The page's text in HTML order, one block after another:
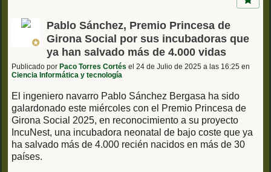
Pablo Sánchez, Premio Princesa de
Girona Social por sus incubadoras que
ya han salvado más de 4.000 vidas
Publicado por Paco Torres Cortés el 24 de Julio de 2025 a las 16:25 en
Ciencia Informática y tecnología
El ingeniero navarro Pablo Sánchez Bergasa ha sido
galardonado este miércoles con el Premio Princesa de
Girona Social 2025, en reconocimiento a su proyecto
IncuNest, una incubadora neonatal de bajo coste que ya
ha salvado más de 4.000 recién nacidos en más de 30
países.